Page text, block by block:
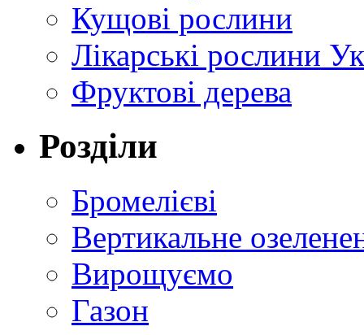
Кущові рослини
Лікарські рослини
Фруктові дерева
Розділи
Бромелієві
Вертикальне
Вирощуємо
Газон